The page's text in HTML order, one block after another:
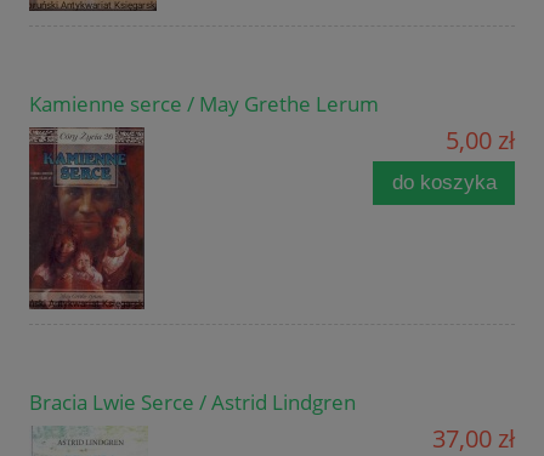
Kamienne serce / May Grethe Lerum
5,00 zł
do koszyka
Bracia Lwie Serce / Astrid Lindgren
37,00 zł